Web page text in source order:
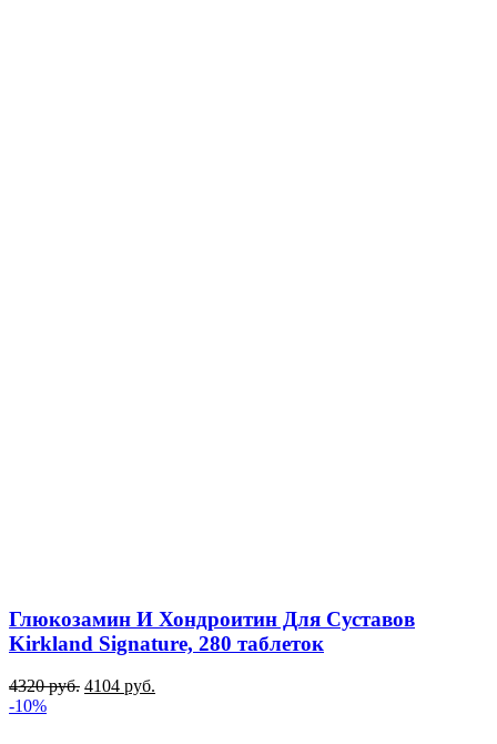
Глюкозамин И Хондроитин Для Суставов
Kirkland Signature, 280 таблеток
4320руб. 4104 руб.
-10%